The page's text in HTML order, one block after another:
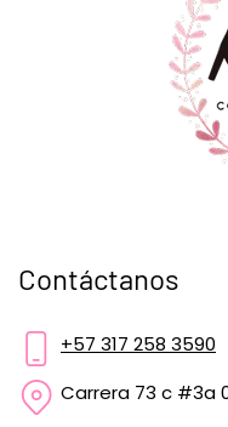
Contáctanos
+57 317 258 3590
Carrera 73 c #3a